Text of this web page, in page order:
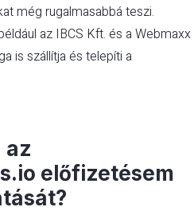
még rugalmasabbá teszi.
az IBCS Kft. és a Webmaxx
is szállítja és telepíti a
az
előfizetésem